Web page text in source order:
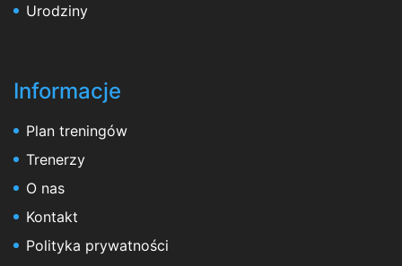
Urodziny
Informacje
Plan treningów
Trenerzy
O nas
Kontakt
Polityka prywatności